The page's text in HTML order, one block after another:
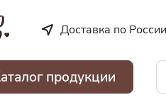
Доставка по России
продукции